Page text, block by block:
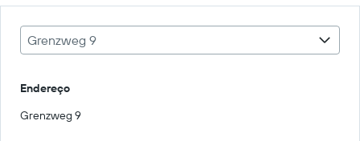
Grenzweg 9
Endereço
Grenzweg 9